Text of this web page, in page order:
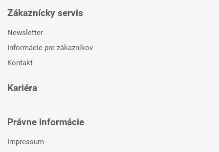
Zákaznícky servis
Newsletter
Informácie pre zákazníkov
Kontakt
Kariéra
Právne informácie
Impressum